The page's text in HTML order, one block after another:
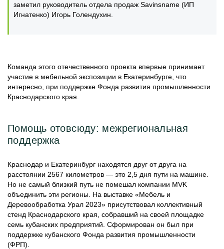
заметил руководитель отдела продаж Savinsname (ИП
Игнатенко) Игорь Голендухин.
Команда этого отечественного проекта впервые принимает
участие в мебельной экспозиции в Екатеринбурге, что
интересно, при поддержке Фонда развития промышленности
Краснодарского края.
Помощь отовсюду: межрегиональная
поддержка
Краснодар и Екатеринбург находятся друг от друга на
расстоянии 2567 километров — это 2,5 дня пути на машине.
Но не самый близкий путь не помешал компании MVK
объединить эти регионы. На выставке «Мебель и
Деревообработка Урал 2023» присутствовал коллективный
стенд Краснодарского края, собравший на своей площадке
семь кубанских предприятий. Сформирован он был при
поддержке кубанского Фонда развития промышленности
(ФРП).